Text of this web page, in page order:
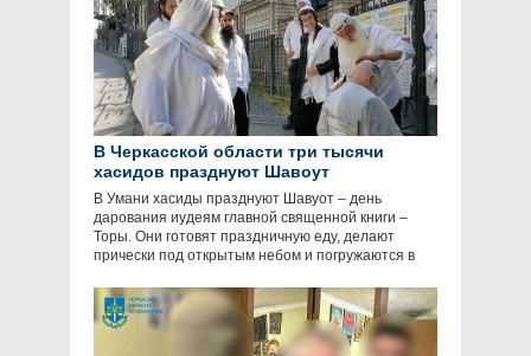
В Черкасской области три тысячи
хасидов празднуют Шавоут
В Умани хасиды празднуют Шавуот – день
дарования иудеям главной священной книги –
Торы. Они готовят праздничную еду, делают
прически под открытым небом и погружаются в